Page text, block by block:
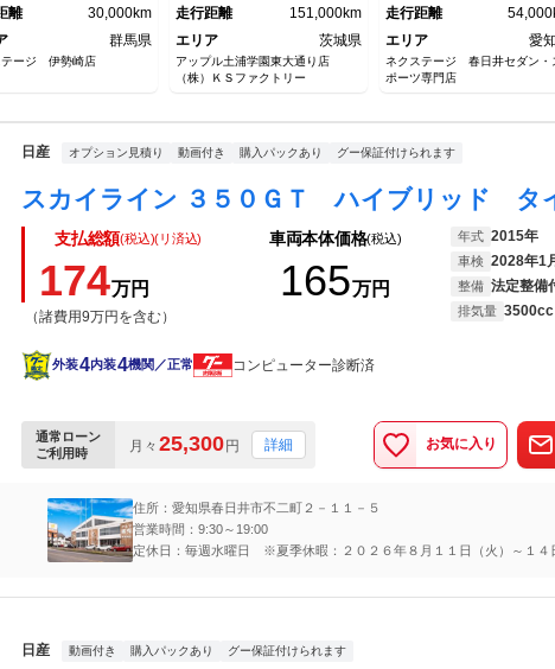
離
30,000km
群馬県
テージ 伊勢崎店
ＨＫＳアーシング ＥＴＣ
走行距離
151,000km
エリア
茨城県
アップル土浦学園東大通り店
（株）ＫＳファクトリー
スマートキー ＥＴＣ
走行距離
エリア
愛
ネクステージ 春日井セダン・
ポーツ専門店
日産 オプション見積り 動画付き 購入パックあり グー保証付けられます
支払総額(税込)(リ済込)
174万円
（諸費用9万円を含む）
車両本体価格(税込)
165万円
年式 2015年
車検 2028年1
整備 法定整備
排気量 3500cc
外装4内装4機関／正常 コンピューター診断済
通常ローン
ご利用時
月々 25,300 円 詳細 お気に入り
住所：愛知県春日井市不二町２－１１－５
営業時間：9:30～19:00
定休日：毎週水曜日 ※夏季休暇：２０２６年８月１１日（火）～１４
日産 動画付き 購入パックあり グー保証付けられます